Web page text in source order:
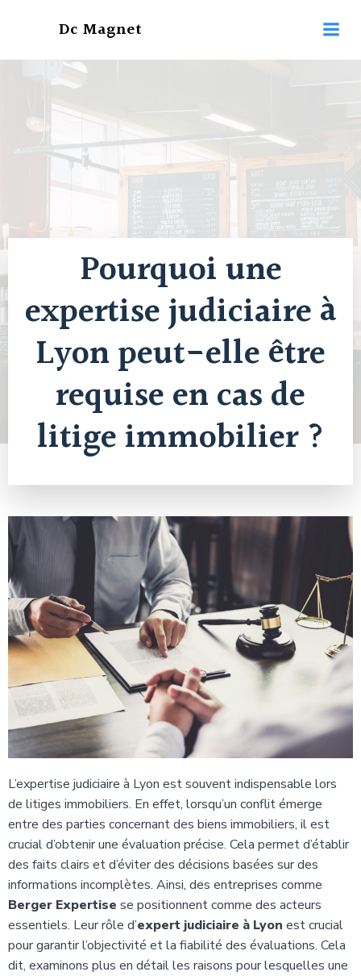
Dc Magnet
Pourquoi une
expertise judiciaire à
Lyon peut-elle être
requise en cas de
litige immobilier ?
L’expertise judiciaire à Lyon est souvent indispensable lors
de litiges immobiliers. En effet, lorsqu’un conflit émerge
entre des parties concernant des biens immobiliers, il est
crucial d’obtenir une évaluation précise. Cela permet d’établir
des faits clairs et d’éviter des décisions basées sur des
informations incomplètes. Ainsi, des entreprises comme
Berger Expertise se positionnent comme des acteurs
essentiels. Leur rôle d’expert judiciaire à Lyon est crucial
pour garantir l’objectivité et la fiabilité des évaluations. Cela
dit, examinons plus en détail les raisons pour lesquelles une